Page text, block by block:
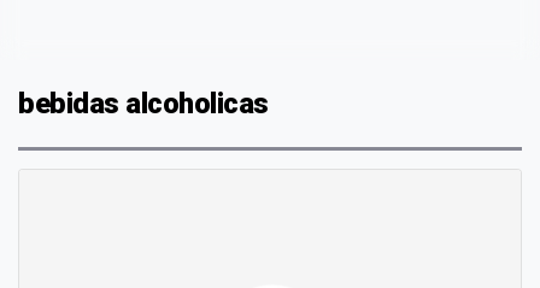
bebidas alcoholicas